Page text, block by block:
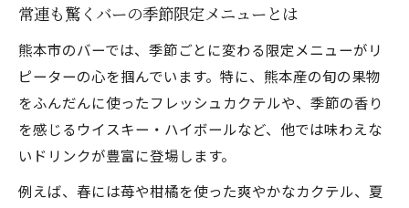
常連も驚くバーの季節限定メニューとは
熊本市のバーでは、季節ごとに変わる限定メニューがリ
ピーターの心を掴んでいます。特に、熊本産の旬の果物
をふんだんに使ったフレッシュカクテルや、季節の香り
を感じるウイスキー・ハイボールなど、他では味わえな
いドリンクが豊富に登場します。
例えば、春には苺や柑橘を使った爽やかなカクテル、夏